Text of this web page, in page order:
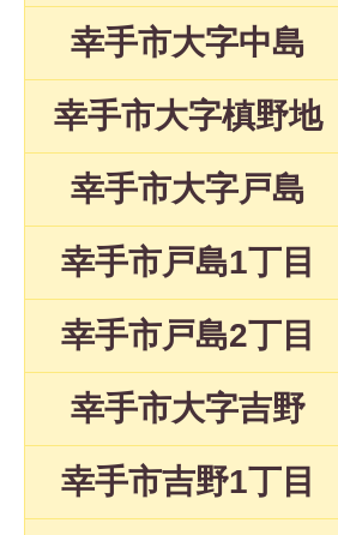
幸手市大字中島
幸手市大字槙野地
幸手市大字戸島
幸手市戸島1丁目
幸手市戸島2丁目
幸手市大字吉野
幸手市吉野1丁目